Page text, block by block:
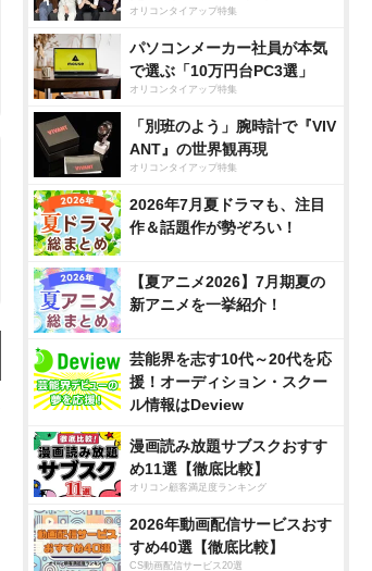
オリコンタイアップ特集
パソコンメーカー社員が本気
で選ぶ「10万円台PC3選」
オリコンタイアップ特集
「別班のよう」腕時計で『VIV
ANT』の世界観再現
オリコンタイアップ特集
2026年7月夏ドラマも、注目
作＆話題作が勢ぞろい！
【夏アニメ2026】7月期夏の
新アニメを一挙紹介！
芸能界を志す10代～20代を応
援！オーディション・スクー
ル情報はDeview
漫画読み放題サブスクおすす
め11選【徹底比較】
オリコン顧客満足度ランキング
2026年動画配信サービスおす
すめ40選【徹底比較】
CS動画配信サービス20選